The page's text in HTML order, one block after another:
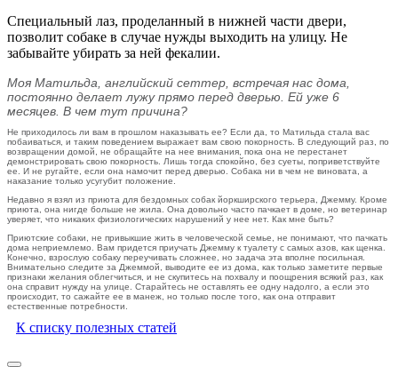
Специальный лаз, проделанный в нижней части двери,
позволит собаке в случае нужды выходить на улицу. Не
забывайте убирать за ней фекалии.
Моя Матильда, английский сеттер, встречая нас дома,
постоянно делает лужу прямо перед дверью. Ей уже 6
месяцев. В чем тут причина?
Не приходилось ли вам в прошлом наказывать ее? Если да, то Матильда стала вас
побаиваться, и таким поведением выражает вам свою покорность. В следующий раз, по
возвращении домой, не обращайте на нее внимания, пока она не перестанет
демонстрировать свою покорность. Лишь тогда спокойно, без суеты, поприветствуйте
ее. И не ругайте, если она намочит перед дверью. Собака ни в чем не виновата, а
наказание только усугубит положение.
Недавно я взял из приюта для бездомных собак йоркширского терьера, Джемму. Кроме
приюта, она нигде больше не жила. Она довольно часто пачкает в доме, но ветеринар
уверяет, что никаких физиологических нарушений у нее нет. Как мне быть?
Приютские собаки, не привыкшие жить в человеческой семье, не понимают, что пачкать
дома неприемлемо. Вам придется приучать Джемму к туалету с самых азов, как щенка.
Конечно, взрослую собаку переучивать сложнее, но задача эта вполне посильная.
Внимательно следите за Джеммой, выводите ее из дома, как только заметите первые
признаки желания облегчиться, и не скупитесь на похвалу и поощрения всякий раз, как
она справит нужду на улице. Старайтесь не оставлять ее одну надолго, а если это
происходит, то сажайте ее в манеж, но только после того, как она отправит
естественные потребности.
К списку полезных статей